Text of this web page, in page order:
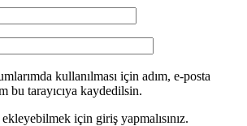
kullanılması için adım, e-posta
bu tarayıcıya kaydedilsin.
için giriş yapmalısınız.